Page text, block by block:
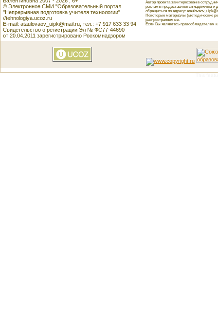
© Электронное СМИ "Образовательный портал
"Непрерывная подготовка учителя технологии"
//tehnologiya.ucoz.ru
E-mail: ataulovaov_uipk@mail.ru, тел.: +7 917 633 33 94
Свидетельство о регистрации Эл № ФС77-44690
от 20.04.2011 зарегистрировано Роскомнадзором
Автор проекта заинтересован в
рекламы предоставляется надёжным и
обращаться по адресу:
Некоторые материалы (методические
распространяемые.
Если Вы являетесь правообладателем